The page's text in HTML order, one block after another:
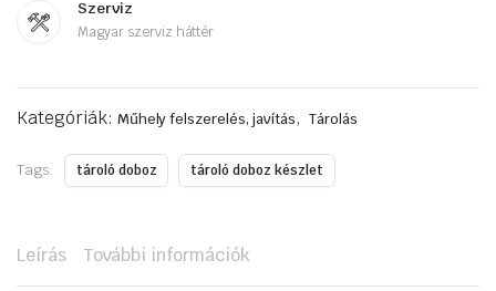
Szerviz
Magyar szerviz háttér
Kategóriák: Műhely felszerelés, javítás, Tárolás
Tags: tároló doboz tároló doboz készlet
Leírás További információk